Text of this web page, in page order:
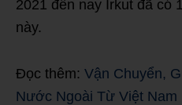
2021 đến nay Irkut đã có
này.
Đọc thêm: Vận Chuyển,
Nước Ngoài Từ Việt Nam